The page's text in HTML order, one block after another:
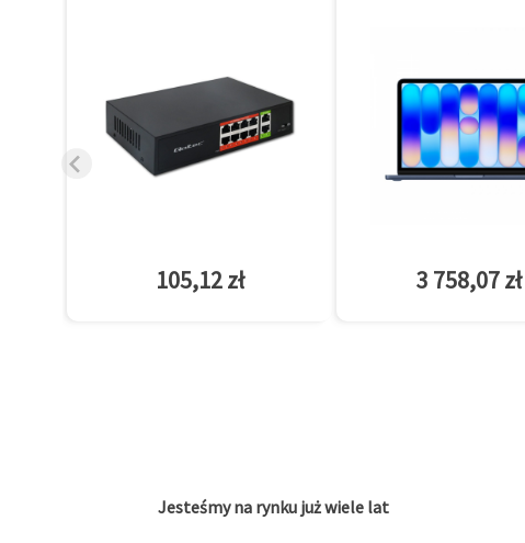
105,12 zł 3 758,07 zł
Jesteśmy na rynku już wiele lat